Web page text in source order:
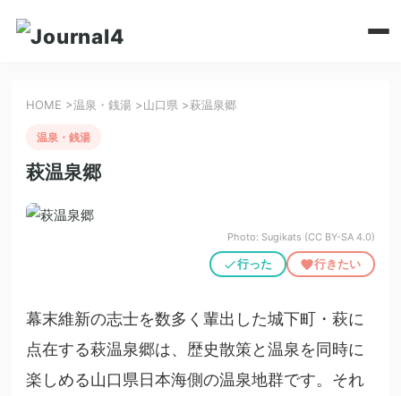
HOME >温泉・銭湯 >山口県 >萩温泉郷
温泉・銭湯
萩温泉郷
Photo: Sugikats (CC BY-SA 4.0)
行った 行きたい
幕末維新の志士を数多く輩出した城下町・萩に
点在する萩温泉郷は、歴史散策と温泉を同時に
楽しめる山口県日本海側の温泉地群です。それ